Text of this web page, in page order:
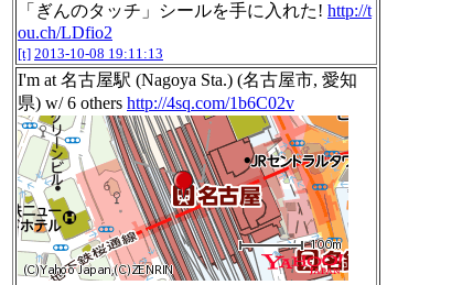
「ぎんのタッチ」シールを手に入れた! http://t
ou.ch/LDfio2
[t] 2013-10-08 19:11:13
I'm at 名古屋駅 (Nagoya Sta.) (名古屋市, 愛知
県) w/ 6 others http://4sq.com/1b6C02v